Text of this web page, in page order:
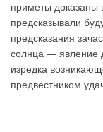
приметы
предсказывали
предсказания
солнца — явление
изредка
предвестником